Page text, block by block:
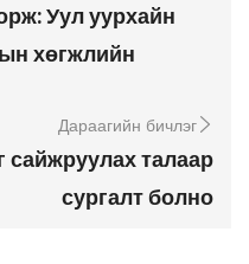
Уул уурхайн
хөгжлийн
Дараагийн бичлэг
талаар
сургалт болно